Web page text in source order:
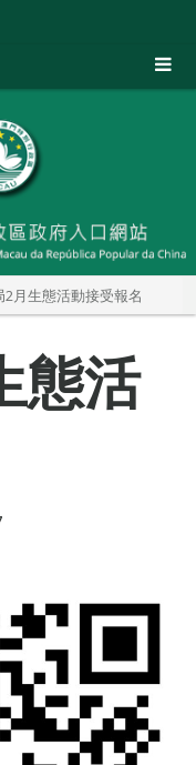
2月生態活動接受報名
態活